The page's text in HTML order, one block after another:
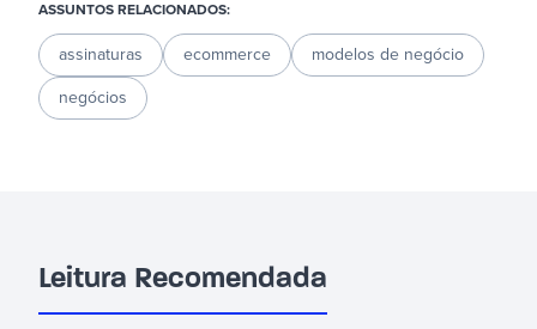
ASSUNTOS RELACIONADOS:
assinaturas ecommerce modelos de negócio
negócios
Leitura Recomendada